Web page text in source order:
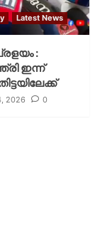
Latest News
:
ഇന്ന്
2026 0